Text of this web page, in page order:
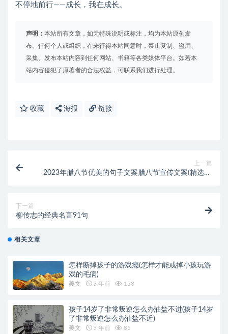
不停地前行——成长，我在成长。
声明： 本站所有文章，如无特殊说明或标注，均为本站原创发
布。任何个人或组织，在未征得本站同意时，禁止复制、盗用、
采集、发布本站内容到任何网站、书籍等各类媒体平台。如若本
站内容侵犯了原著者的合法权益，可联系我们进行处理。
收藏 海报 链接
上一篇
2023年腊八节优美的句子文案腊八节宣传文案(精选90
下一篇
柳传志的经典名言91句
相关文章
怎样断掉孩子的游戏瘾(怎样才能戒掉小孩玩游
戏的毛病)
美文 3 年前 138
孩子14岁了非常叛逆怎么办油盐不进(孩子14岁
了非常叛逆怎么办油盐不近)
美文 3 年前 85